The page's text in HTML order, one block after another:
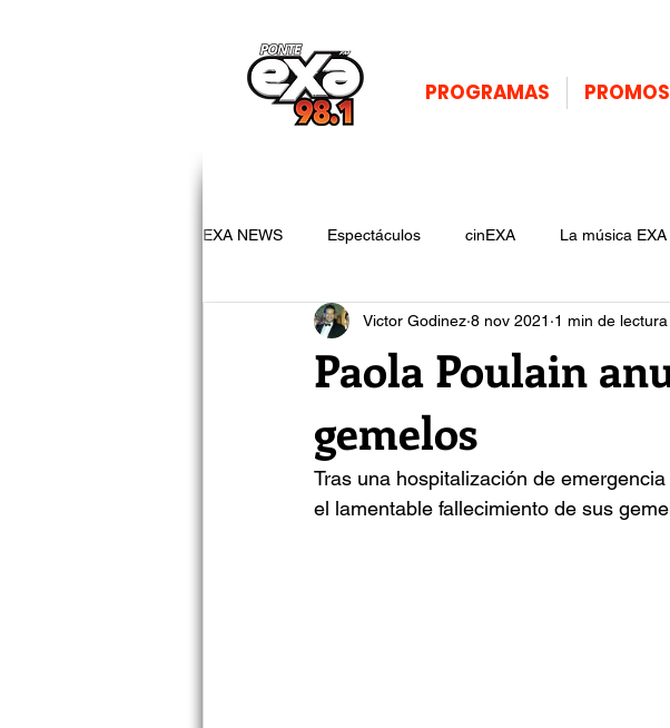
PROGRAMAS PROMOS
EXA NEWS Espectáculos cinEXA La música EXA
Paola Poulain
gemelos
Victor Godinez 8 nov 2021 1 min de lectura
Tras una hospitalización de
el lamentable fallecimiento de sus